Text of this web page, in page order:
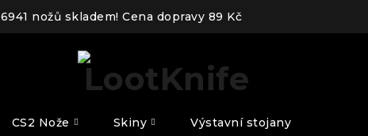
6941 nožů skladem! Cena dopravy 89 Kč
CS2 Nože Skiny Výstavní stojany